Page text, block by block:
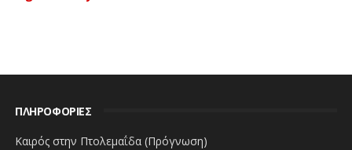
ΠΛΗΡΟΦΟΡΙΕΣ
Καιρός στην Πτολεμαΐδα (Πρόγνωση)